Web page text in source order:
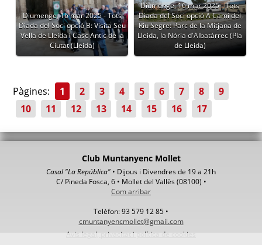
Diumenge, 16 mar 2025 - Tots
Diada del Soci opció B: Visita Seu
Vella de Lleida i Casc Antic de la
Ciutat (Lleida)
Diumenge, 16 mar 2025 - Tots
Diada del Soci opció A Camí del
Riu Segre: Parc de la Mitjana de
Lleida, la Nòria d'Albatàrrec (Pla
de Lleida)
Pàgines: 1 2 3 4 5 6 7 8
9
10
11 12 13 14 15 16 17
Club Muntanyenc Mollet
Casal "La República" • Dijous i Divendres de 19 a 21h
C/ Pineda Fosca, 6 • Mollet del Vallès (08100) •
Com arribar
Telèfon: 93 579 12 85 •
cmuntanyencmollet@gmail.com
Avis legal, privacitat i política de cookies